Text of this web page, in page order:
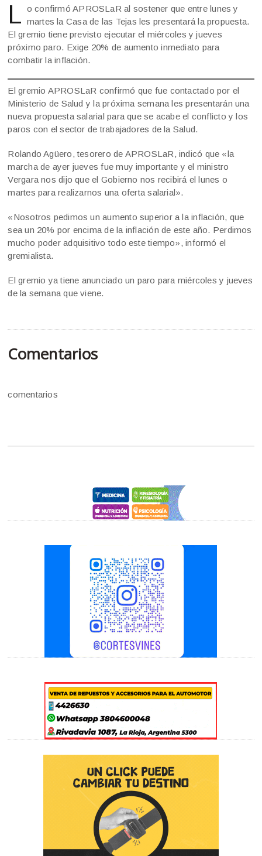
L o confirmó APROSLaR al sostener que entre lunes y
martes la Casa de las Tejas les presentará la propuesta.
El gremio tiene previsto ejecutar el miércoles y jueves
próximo paro. Exige 20% de aumento inmediato para
combatir la inflación.
El gremio APROSLaR confirmó que fue contactado por el
Ministerio de Salud y la próxima semana les presentarán una
nueva propuesta salarial para que se acabe el conflicto y los
paros con el sector de trabajadores de la Salud.
Rolando Agüero, tesorero de APROSLaR, indicó que «la
marcha de ayer jueves fue muy importante y el ministro
Vergara nos dijo que el Gobierno nos recibirá el lunes o
martes para realizarnos una oferta salarial».
«Nosotros pedimos un aumento superior a la inflación, que
sea un 20% por encima de la inflación de este año. Perdimos
mucho poder adquisitivo todo este tiempo», informó el
gremialista.
El gremio ya tiene anunciado un paro para miércoles y jueves
de la semana que viene.
Comentarios
comentarios